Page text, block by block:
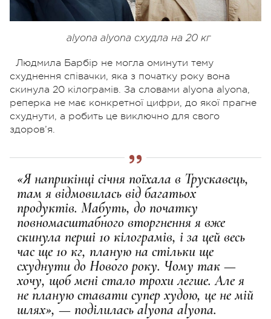
alyona alyona схудла на 20 кг
Людмила Барбір не могла оминути тему
схуднення співачки, яка з початку року вона
скинула 20 кілограмів. За словами alyona alyona,
реперка не має конкретної цифри, до якої прагне
схуднути, а робить це виключно для свого
здоров’я.
«Я наприкінці січня поїхала в Трускавець,
там я відмовилась від багатьох
продуктів. Мабуть, до початку
повномасштабного вторгнення я вже
скинула перші 10 кілограмів, і за цей весь
час ще 10 кг, планую на стільки ще
схуднути до Нового року. Чому так —
хочу, щоб мені стало трохи легше. Але я
не планую ставати супер худою, це не мій
шлях», — поділилась alyona alyona.